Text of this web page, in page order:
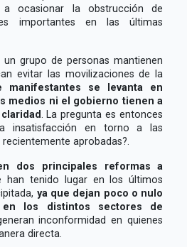
ocasionar la obstrucción de
importantes en las últimas
grupo de personas mantienen
evitar las movilizaciones de la
manifestantes se levanta en
medios ni el gobierno tienen a
. La pregunta es entonces
insatisfacción en torno a las
aprobadas?.
dos principales reformas a
han tenido lugar en los últimos
ya que dejan poco o nulo
los distintos sectores de
inconformidad en quienes
directa.